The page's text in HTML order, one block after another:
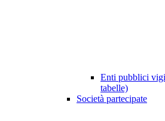
Enti pubblici
tabelle)
Società partecipate